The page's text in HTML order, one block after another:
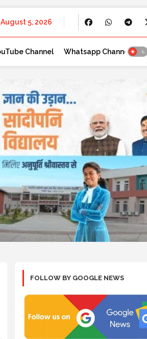
August 5, 2026
Channel Whatsapp Channel
FOLLOW BY GOOGLE NEWS